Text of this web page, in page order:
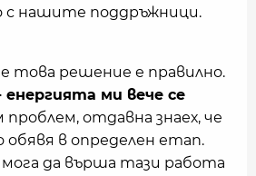
с нашите поддръжници.
това решение е правилно.
енергията ми вече се
проблем, отдавна знаех, че
в определен етап.
мога да върша тази работа